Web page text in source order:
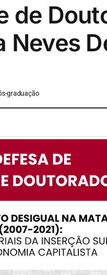
de
Neves
graduação